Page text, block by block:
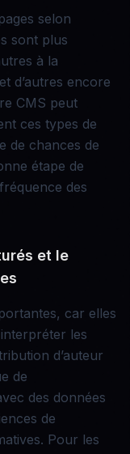
selon
sont plus
à la
d’autres encore
CMS peut
ces types de
de chances de
étape de
des
et le
car elles
les
d’auteur
de
des données
de
Pour les